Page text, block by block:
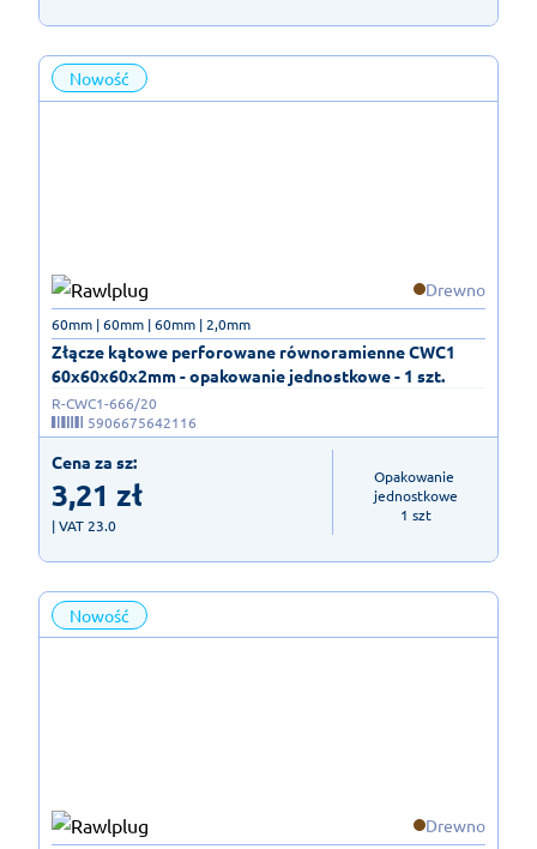
Nowość
Drewno
Złącze kątowe perforowane równoramienne CWC1
60x60x60x2mm - opakowanie jednostkowe - 1 szt.
60mm | 60mm | 60mm | 2,0mm
R-CWC1-666/20
5906675642116
Cena za sz:
3,21 zł
| VAT 23.0
Opakowanie
jednostkowe
1 szt
Nowość
Drewno